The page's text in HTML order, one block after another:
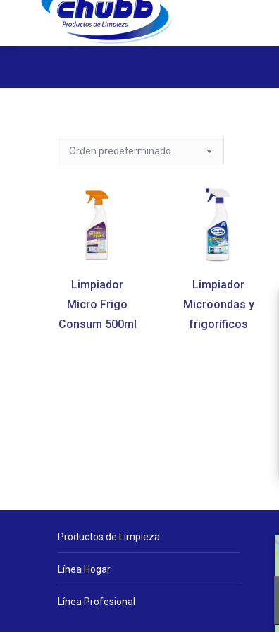
Limpiador
Micro Frigo
Consum 500ml
Limpiador
Microondas y
frigoríficos
Productos de Limpieza
Línea Hogar
Línea Profesional